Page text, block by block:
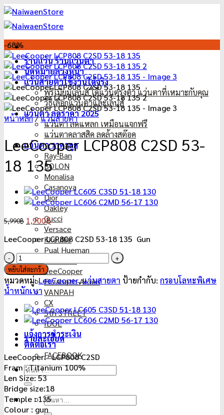
ข้าม
ไป
ยัง
เนื้อหา
ร้านแว่น ร้านแว่นตา
นัดหมายล่วงหน้า
แว่นสายตาใช้งานได้จริง
พรีเมี่ยมเลนส์ ได้แว่นตรงตา แว่นตาที่เหมาะกับคุณ
วิธีเลือกแว่นตาและเลนส์
แว่นตา ลดราคา 2025
แว่นตา ลดแหลก เหมือนแจกฟรี
แว่นตาคลาสสิค ลดล้างสต๊อค
แว่นตา ราคาถูก
Ray-Ban
BOLON
Monalisa
Casanova
Dior
Oakley
Gucci
Versace
Kkeullie
Pual Hueman
LeeCooper
Elizabeth-Arden
VANPAH
CX
5th STREET
IDOL
แจ้งการชำระเงิน
ติดต่อเรา
FACEBOOK
ค้นหา:
ค้นหา:
-68%
หน้าหลัก/แว่นสายตา
LeeCooper LCP808 C2SD 53-
18 135
5,990฿ Original
price
was:
5,990฿.
1,900฿Current
price
is:
1,900฿.
LeeCooper LCP808 C2SD 53-18 135 Gun
จำนวน
LeeCooper
LCP808
C2SD
18
135
ชิ้น
หยิบใส่ตะกร้า
หมวดหมู่:LeeCooper,แว่นสายตา ป้ายกำกับ: กรอบโลหะพิเศษ
น้ำหนักเบา
รายละเอียด
LeeCooper: LCP808 C2SD
Fram : Titanium 100%
Len Size: 53
Bridge size:18
Temple : 135
Colour : gun